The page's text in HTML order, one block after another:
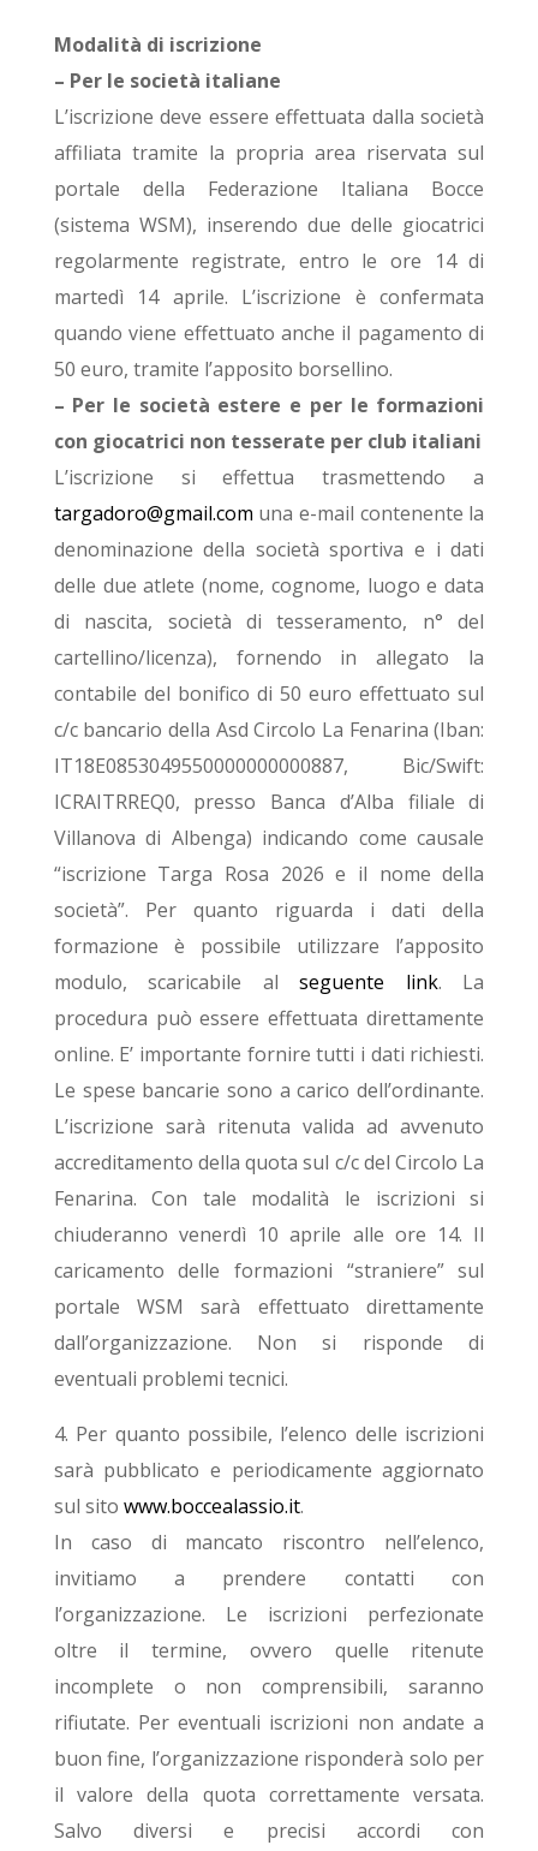
Modalità di iscrizione
– Per le società italiane
L’iscrizione deve essere effettuata dalla società
affiliata tramite la propria area riservata sul
portale della Federazione Italiana Bocce
(sistema WSM), inserendo due delle giocatrici
regolarmente registrate, entro le ore 14 di
martedì 14 aprile. L’iscrizione è confermata
quando viene effettuato anche il pagamento di
50 euro, tramite l’apposito borsellino.
– Per le società estere e per le formazioni
con giocatrici non tesserate per club italiani
L’iscrizione si effettua trasmettendo a
targadoro@gmail.com una e-mail contenente la
denominazione della società sportiva e i dati
delle due atlete (nome, cognome, luogo e data
di nascita, società di tesseramento, n° del
cartellino/licenza), fornendo in allegato la
contabile del bonifico di 50 euro effettuato sul
c/c bancario della Asd Circolo La Fenarina (Iban:
IT18E0853049550000000000887, Bic/Swift:
ICRAITRREQ0, presso Banca d’Alba filiale di
Villanova di Albenga) indicando come causale
“iscrizione Targa Rosa 2026 e il nome della
società”. Per quanto riguarda i dati della
formazione è possibile utilizzare l’apposito
modulo, scaricabile alseguente link. La
procedura può essere effettuata direttamente
online. E’ importante fornire tutti i dati richiesti.
Le spese bancarie sono a carico dell’ordinante.
L’iscrizione sarà ritenuta valida ad avvenuto
accreditamento della quota sul c/c del Circolo La
Fenarina. Con tale modalità le iscrizioni si
chiuderanno venerdì 10 aprile alle ore 14. Il
caricamento delle formazioni “straniere” sul
portale WSM sarà effettuato direttamente
dall’organizzazione. Non si risponde di
eventuali problemi tecnici.
4. Per quanto possibile, l’elenco delle iscrizioni
sarà pubblicato e periodicamente aggiornato
sul sito www.boccealassio.it.
In caso di mancato riscontro nell’elenco,
invitiamo a prendere contatti con
l’organizzazione. Le iscrizioni perfezionate
oltre il termine, ovvero quelle ritenute
incomplete o non comprensibili, saranno
rifiutate. Per eventuali iscrizioni non andate a
buon fine, l’organizzazione risponderà solo per
il valore della quota correttamente versata.
Salvo diversi e precisi accordi con